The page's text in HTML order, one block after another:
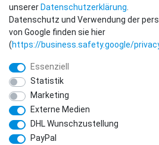
© Copyright 2018 - 2026 filter-direkt. Alle
verstehen sich inkl. MwSt. und
unserer Daten­schutz­erklärung
Datenschutz und Verwendung der
von Google finden sie hier
(https://business.safety.google/
Essenziell
Statistik
Marketing
Externe Medien
DHL Wunschzustellung
PayPal